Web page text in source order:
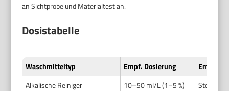
an Sichtprobe und Materialtest an.
Dosistabelle
Waschmitteltyp Empf. Dosierung
Alkalische Reiniger
10–50 ml/L (1–5 %)
Stein,